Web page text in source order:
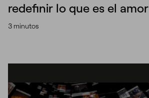
redefinir lo que es el amor
3 minutos